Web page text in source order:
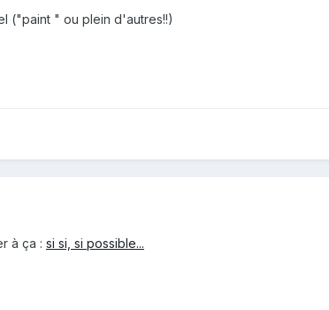
("paint " ou plein d'autres!!)
à ça : si si, si possible...